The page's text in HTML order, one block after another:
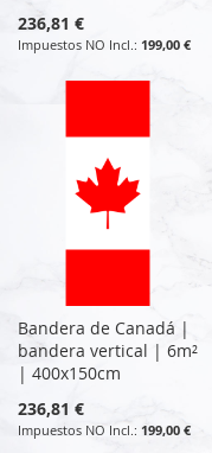
236,81 €
199,00 €
Bandera de Canadá |
bandera vertical | 6m²
| 400x150cm
236,81 €
199,00 €